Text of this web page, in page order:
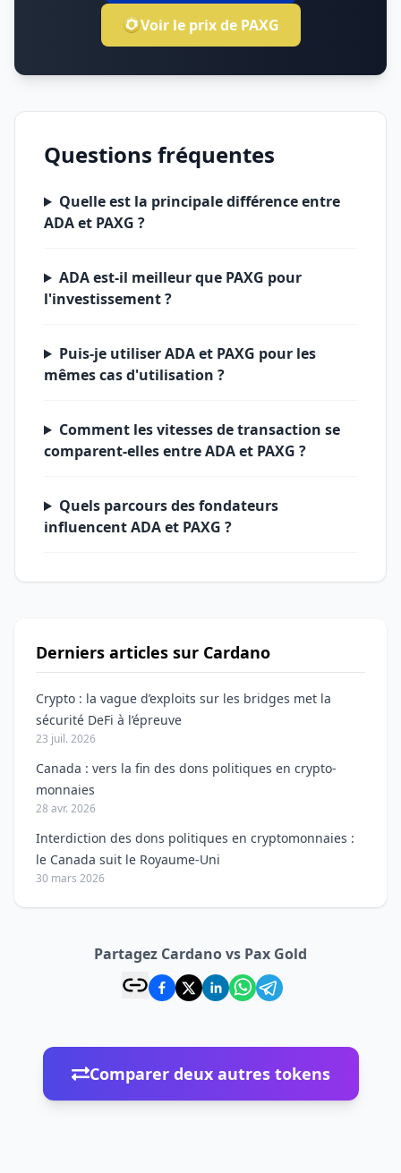
Voir le prix de PAXG
Questions fréquentes
Quelle est la principale différence entre
ADA et PAXG ?
ADA est-il meilleur que PAXG pour
l'investissement ?
Puis-je utiliser ADA et PAXG pour les
mêmes cas d'utilisation ?
Comment les vitesses de transaction se
comparent-elles entre ADA et PAXG ?
Quels parcours des fondateurs
influencent ADA et PAXG ?
Derniers articles sur Cardano
Crypto : la vague d’exploits sur les bridges met la
sécurité DeFi à l’épreuve
23 juil. 2026
Canada : vers la fin des dons politiques en crypto-
monnaies
28 avr. 2026
Interdiction des dons politiques en cryptomonnaies :
le Canada suit le Royaume-Uni
30 mars 2026
Partagez Cardano vs Pax Gold
Comparer deux autres tokens